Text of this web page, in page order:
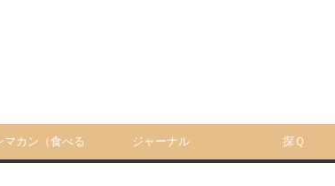
マカン（食べる ジャーナル 探Ｑ